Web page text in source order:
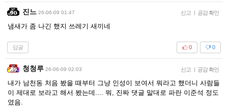
진느 26-06-09 01:47 신고 | 공감 확인
냄새가 좀 나긴 했지 쓰레기 새끼네
답글 0
0
청청루 26-06-09 02:03 신고 | 공감 확인
내가 남천동 처음 봤을 때부터 그냥 인성이 보여서 뭐라고 했더니 사람들
이 제대로 보라고 해서 봤는데.... 뭐, 진짜 댓글 말대로 파란 이준석 정도
였음.